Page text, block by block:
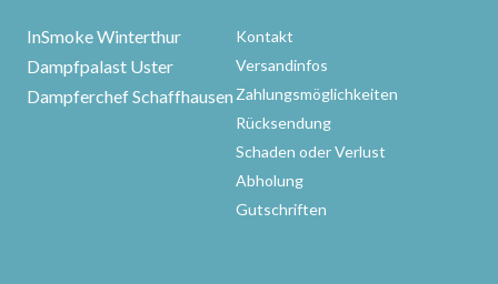
InSmoke Winterthur
Dampfpalast Uster
Dampferchef Schaffhausen
Kontakt
Versandinfos
Zahlungsmöglichkeiten
Rücksendung
Schaden oder Verlust
Abholung
Gutschriften